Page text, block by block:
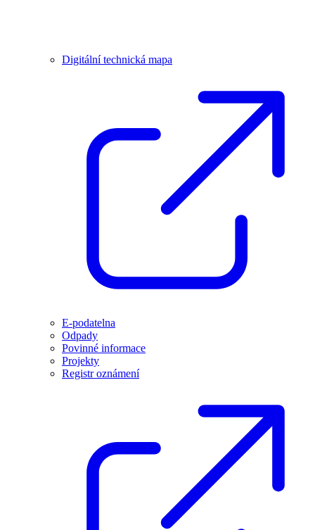
Digitální technická mapa
E-podatelna
Odpady
Povinné informace
Projekty
Registr oznámení